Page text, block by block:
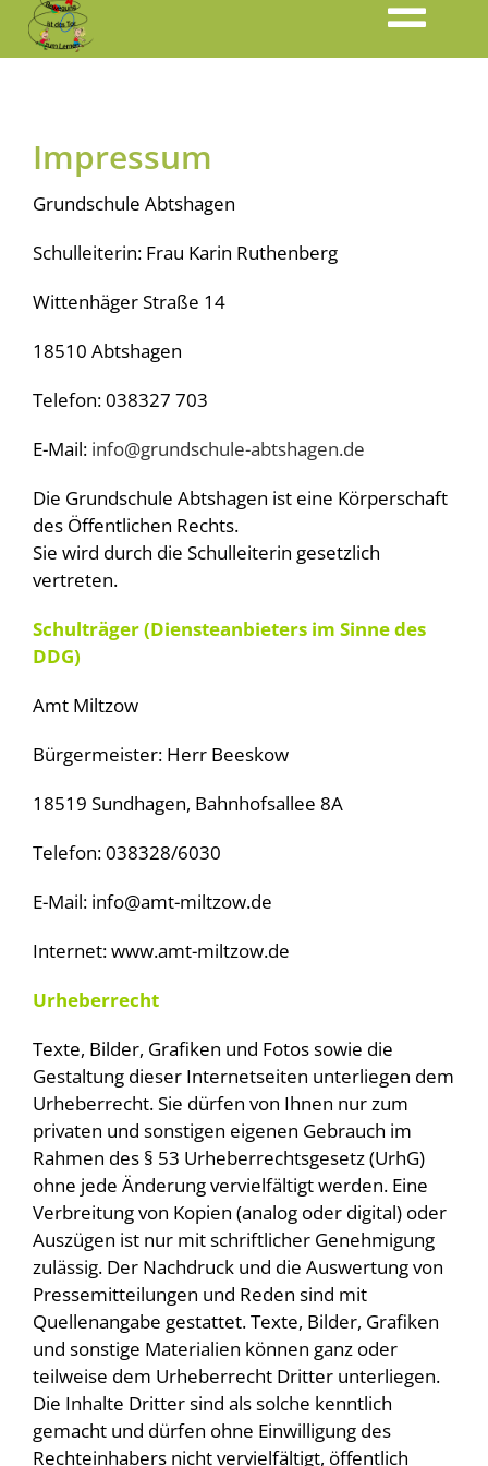
unsere Schule
monatliche Aktionen
Förderverein
Dokumente
Impressum
Grundschule Abtshagen
Schulleiterin: Frau Karin Ruthenberg
Wittenhäger Straße 14
18510 Abtshagen
Telefon: 038327 703
E-Mail: info@grundschule-abtshagen.de
Die Grundschule Abtshagen ist eine Körperschaft
des Öffentlichen Rechts.
Sie wird durch die Schulleiterin gesetzlich
vertreten.
Schulträger (Diensteanbieters im Sinne des
DDG)
Amt Miltzow
Bürgermeister: Herr Beeskow
18519 Sundhagen, Bahnhofsallee 8A
Telefon: 038328/6030
E-Mail: info@amt-miltzow.de
Internet: www.amt-miltzow.de
Urheberrecht
Texte, Bilder, Grafiken und Fotos sowie die
Gestaltung dieser Internetseiten unterliegen dem
Urheberrecht. Sie dürfen von Ihnen nur zum
privaten und sonstigen eigenen Gebrauch im
Rahmen des § 53 Urheberrechtsgesetz (UrhG)
ohne jede Änderung vervielfältigt werden. Eine
Verbreitung von Kopien (analog oder digital) oder
Auszügen ist nur mit schriftlicher Genehmigung
zulässig. Der Nachdruck und die Auswertung von
Pressemitteilungen und Reden sind mit
Quellenangabe gestattet. Texte, Bilder, Grafiken
und sonstige Materialien können ganz oder
teilweise dem Urheberrecht Dritter unterliegen.
Die Inhalte Dritter sind als solche kenntlich
gemacht und dürfen ohne Einwilligung des
Rechteinhabers nicht vervielfältigt, öffentlich